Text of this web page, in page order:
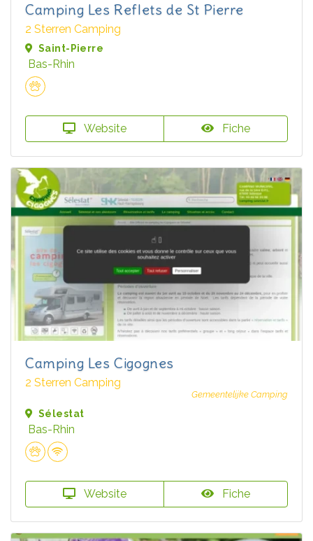
Camping Les Reflets de St Pierre
2 Sterren Camping
Saint-Pierre
Bas-Rhin
Website Fiche
Camping Les Cigognes
2 Sterren Camping
Gemeentelijke Camping
Sélestat
Bas-Rhin
Website Fiche